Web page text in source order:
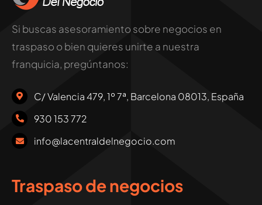
Si buscas asesoramiento sobre negocios en
traspaso o bien quieres unirte a nuestra
franquicia, pregúntanos:
C/ Valencia 479, 1º 7ª, Barcelona 08013, España
930 153 772
info@lacentraldelnegocio.com
Traspaso de negocios